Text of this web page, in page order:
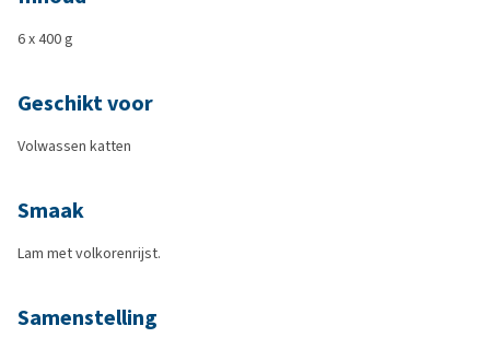
6 x 400 g
Geschikt voor
Volwassen katten
Smaak
Lam met volkorenrijst.
Samenstelling